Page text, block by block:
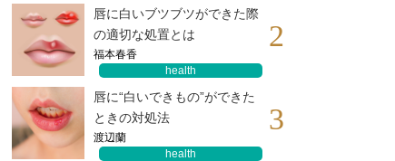
唇に白いブツブツができた際
の適切な処置とは
福本春香
health
2
唇に“白いできもの”ができた
ときの対処法
渡辺蘭
health
3